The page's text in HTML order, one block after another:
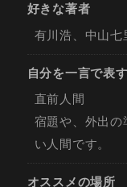
好きな著者
有川浩、中山七
自分を一言で表
直前人間
宿題や、外出の
い人間です。
オススメの場所